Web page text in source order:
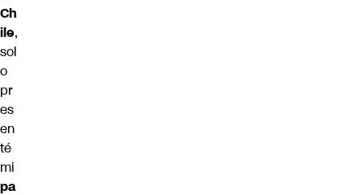
Ch
ile,
sol
o
pr
es
en
té
mi
pa